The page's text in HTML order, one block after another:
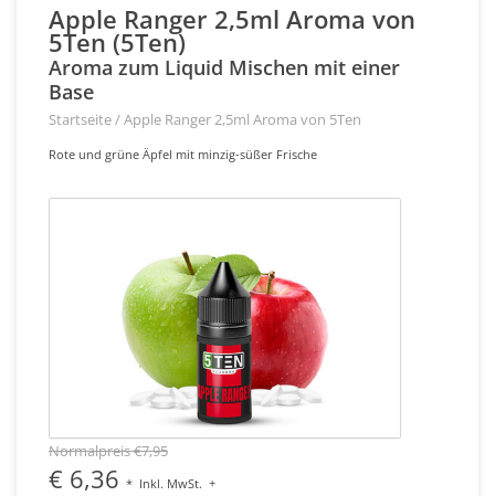
Apple Ranger 2,5ml Aroma von
5Ten (5Ten)
Aroma zum Liquid Mischen mit einer
Base
Startseite/Apple Ranger 2,5ml Aroma von 5Ten
Rote und grüne Äpfel mit minzig-süßer Frische
Normalpreis €7,95
€ 6,36 * Inkl. MwSt. +